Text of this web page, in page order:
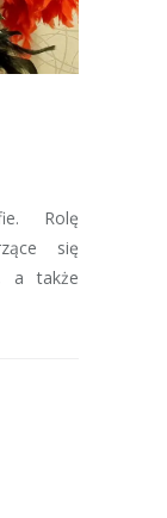
Rolę
się
a także